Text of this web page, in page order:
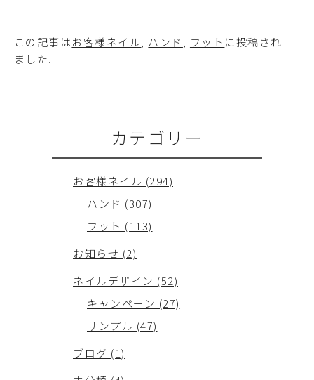
この記事はお客様ネイル, ハンド , フット に投稿され
ました.
カテゴリー
お客様ネイル (294)
ハンド (307)
フット (113)
お知らせ (2)
ネイルデザイン (52)
キャンペーン (27)
サンプル (47)
ブログ (1)